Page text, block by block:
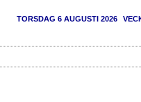
TORSDAG 6 AUGUSTI 2026